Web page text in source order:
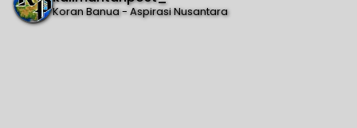
Koran Banua - Aspirasi Nusantara